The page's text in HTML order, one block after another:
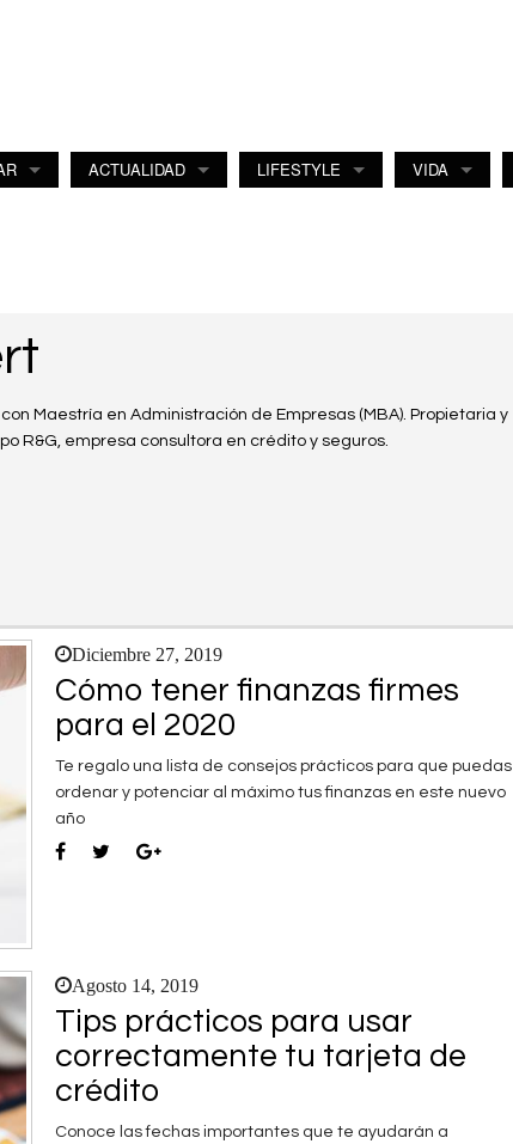
ACTUALIDAD LIFESTYLE VIDA
Maestría en Administración de Empresas (MBA). Propietaria y
R&G, empresa consultora en crédito y seguros.
Diciembre 27, 2019
Cómo tener finanzas firmes
para el 2020
Te regalo una lista de consejos prácticos para que puedas
ordenar y potenciar al máximo tus finanzas en este nuevo
año
Agosto 14, 2019
Tips prácticos para usar
correctamente tu tarjeta de
crédito
Conoce las fechas importantes que te ayudarán a